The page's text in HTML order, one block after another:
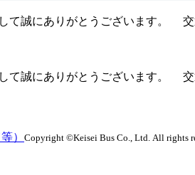
て誠にありがとうございます。
て誠にありがとうございます。
） Copyright ©Keisei Bus Co., Ltd. All rights